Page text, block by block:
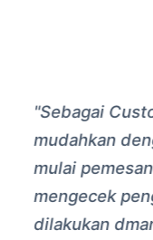
"Sebagai
mudahkan
mulai
mengecek
dilakukan